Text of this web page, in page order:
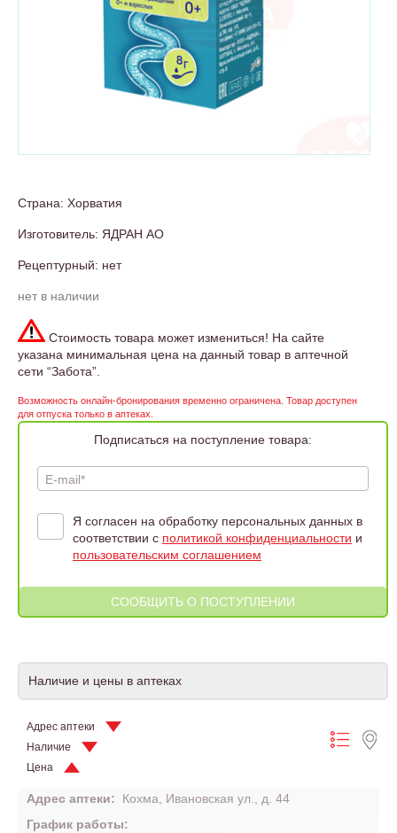
Страна: Хорватия
Изготовитель: ЯДРАН АО
Рецептурный: нет
нет в наличии
Стоимость товара может измениться! На сайте
указана минимальная цена на данный товар в аптечной
сети “Забота”.
Возможность онлайн-бронирования временно ограничена. Товар доступен
для отпуска только в аптеках.
Подписаться на поступление товара:
E-mail*
Я согласен на обработку персональных данных в
соответствии с политикой конфиденциальности и
пользовательским соглашением
Наличие и цены в аптеках
Адрес аптеки
Наличие
Цена
Адрес аптеки:
Кохма, Ивановская ул., д. 44
График работы: